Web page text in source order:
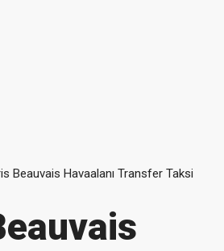
Beauvais Havaalanı Transfer Taksi